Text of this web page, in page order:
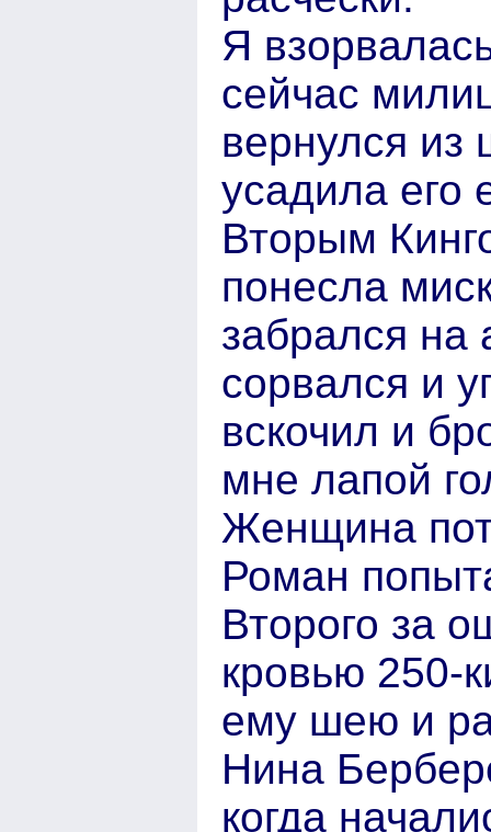
Я
сейчас
вернулся
усадила его
Вторым
понесла
забрался на
сорвался и
вскочил и
мне лапой
Женщина
Роман
Второго за
кровью 250-
ему шею и
Нина
когда